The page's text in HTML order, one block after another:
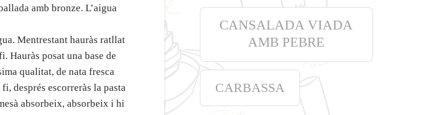
amb bronze. L’aigua
Mentrestant hauràs ratllat
Hauràs posat una base de
qualitat, de nata fresca
després escorreràs la pasta
absorbeix, absorbeix i hi
CANSALADA VIADA
AMB PEBRE
CARBASSA